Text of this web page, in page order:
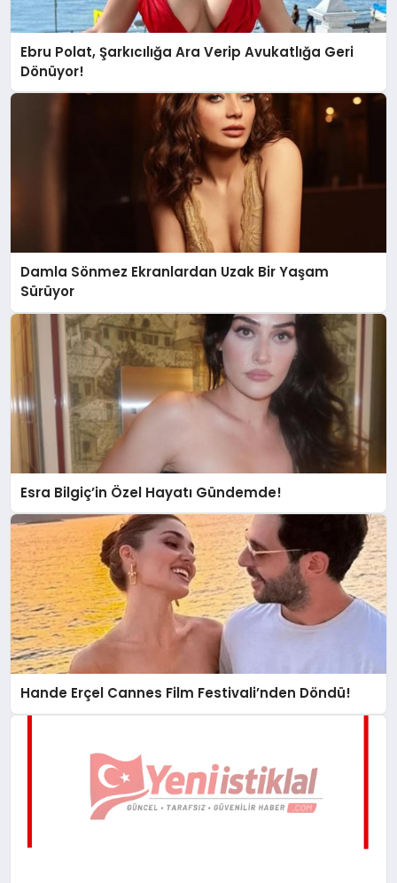
Ebru Polat, Şarkıcılığa Ara Verip Avukatlığa Geri
Dönüyor!
Damla Sönmez Ekranlardan Uzak Bir Yaşam
Sürüyor
Esra Bilgiç’in Özel Hayatı Gündemde!
Hande Erçel Cannes Film Festivali’nden Döndü!